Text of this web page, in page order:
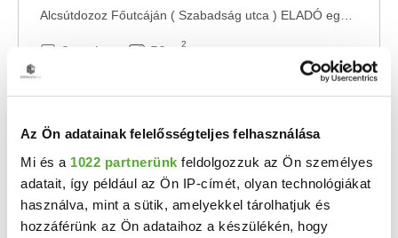
Az Ön adatainak felelősségteljes felhasználása
Mi és a 1022 partnerünk feldolgozzuk az Ön személyes
adatait, így például az Ön IP-címét, olyan technológiákat
használva, mint a sütik, amelyekkel tárolhatjuk és
hozzáférünk az Ön adataihoz a készülékén, hogy
2 szoba 50 m
2